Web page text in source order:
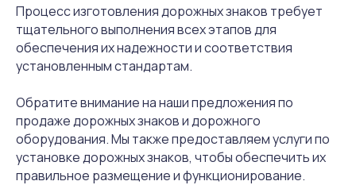
Процесс изготовления дорожных знаков требует
тщательного выполнения всех этапов для
обеспечения их надежности и соответствия
установленным стандартам.
Обратите внимание на наши предложения по
продаже дорожных знаков и дорожного
оборудования. Мы также предоставляем услуги по
установке дорожных знаков, чтобы обеспечить их
правильное размещение и функционирование.